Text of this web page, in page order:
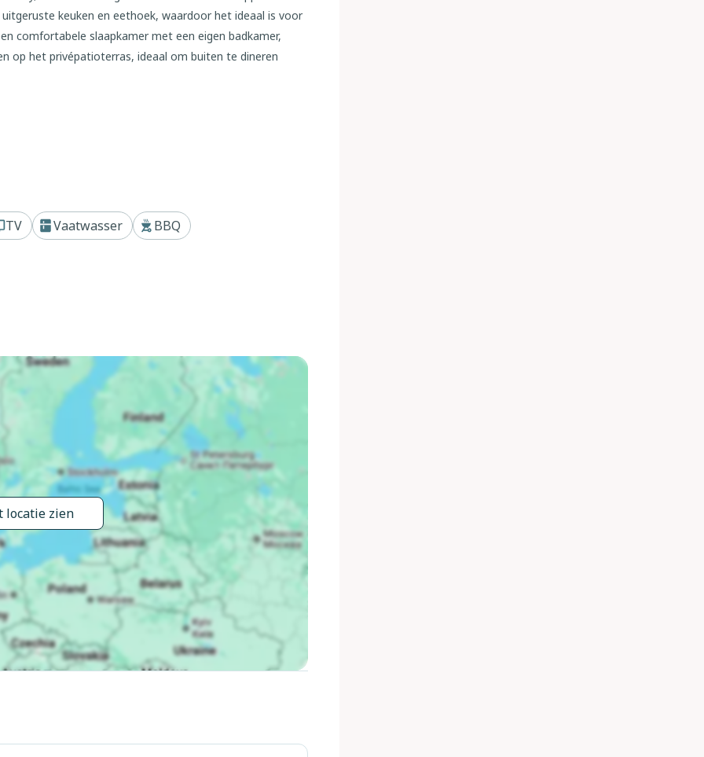
keuken en eethoek, waardoor het ideaal is voor
comfortabele slaapkamer met een eigen badkamer,
op het privépatioterras, ideaal om buiten te dineren
gemakken die nodig zijn voor een thuis weg van huis.
TV Vaatwasser BBQ
locatie zien